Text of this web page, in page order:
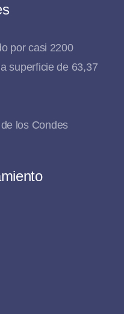
por casi 2200
superficie de 63,37